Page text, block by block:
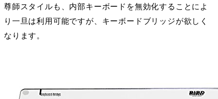
尊師スタイルも、内部キーボードを無効化することによ
り一旦は利用可能ですが、キーボードブリッジが欲しく
なります。